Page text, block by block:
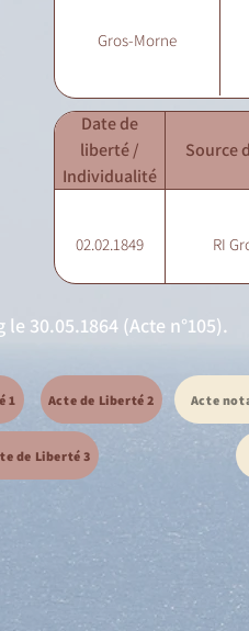
Gros-Morne
Date de
liberté /
Individualité
Source
02.02.1849 RI
30.05.1864 (Acte n°105).
1 Acte de Liberté 2
de Liberté 3
Acte